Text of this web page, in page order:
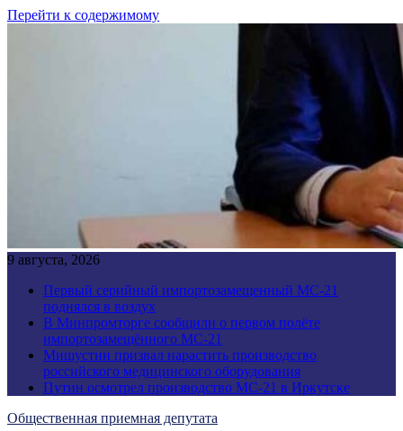
Перейти к содержимому
9 августа, 2026
Первый серийный импортозамещенный МС-21
поднялся в воздух
В Минпромторге сообщили о первом полёте
импортозамещённого МС-21
Мишустин призвал нарастить производство
российского медицинского оборудования
Путин осмотрел производство МС-21 в Иркутске
Общественная приемная депутата